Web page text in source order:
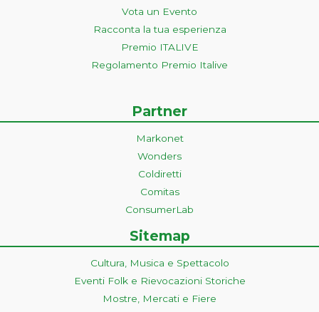
Vota un Evento
Racconta la tua esperienza
Premio ITALIVE
Regolamento Premio Italive
Partner
Markonet
Wonders
Coldiretti
Comitas
ConsumerLab
Sitemap
Cultura, Musica e Spettacolo
Eventi Folk e Rievocazioni Storiche
Mostre, Mercati e Fiere